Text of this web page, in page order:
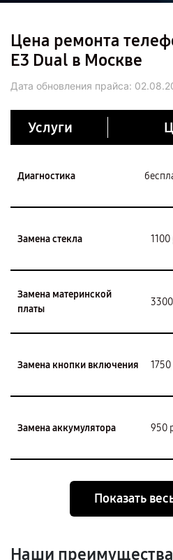
Цена ремонта
E3 Dual в Москве
Дата обновления прайса:
Услуги
Диагностика
Замена стекла 1100
Замена материнской
платы
Замена кнопки включения 1750
Замена аккумулятора 950
Показать
Наши преимущества